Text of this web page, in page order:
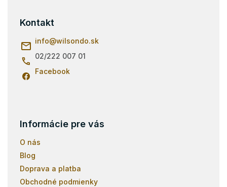
Kontakt
info@wilsondo.sk
02/222 007 01
Facebook
Informácie pre vás
O nás
Blog
Doprava a platba
Obchodné podmienky